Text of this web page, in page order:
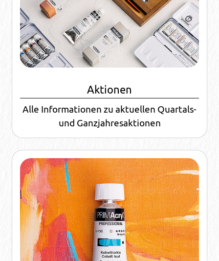
Aktionen
Alle Informationen zu aktuellen Quartals-
und Ganzjahresaktionen